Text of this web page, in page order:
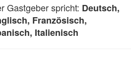
Gastgeber spricht: Deutsch,
Französisch,
Italienisch